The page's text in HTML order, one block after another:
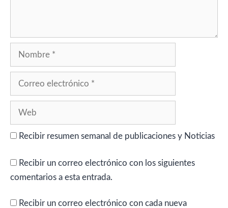
Recibir resumen semanal de publicaciones y Noticias
Recibir un correo electrónico con los siguientes
comentarios a esta entrada.
Recibir un correo electrónico con cada nueva